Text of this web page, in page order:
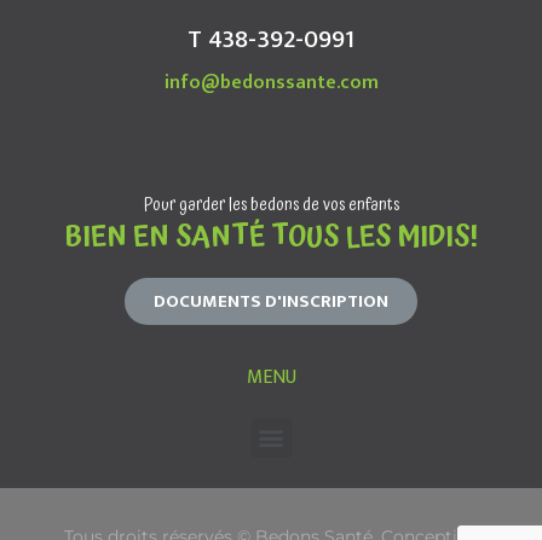
T 438-392-0991
info@bedonssante.com
Pour garder les bedons de vos enfants
BIEN EN SANTÉ TOUS LES MIDIS!
DOCUMENTS D'INSCRIPTION
MENU